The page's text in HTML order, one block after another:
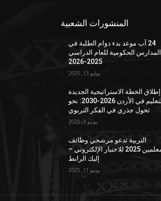
المنشورات الشعبية
24 آب موعد بدء دوام الطلبة في
المدارس الحكومية للعام الدراسي
2025-2026
يوليو 13, 2025
إطلاق الخطة الاستراتيجية الجديدة
للتعليم في الأردن 2026-2030: نحو
تحول جذري في الفكر التربوي
يونيو 3, 2025
التربية تدعو مرشحي وظائف
المعلمين 2025 للاختبار الإلكتروني –
إليك الرابط
يونيو 11, 2025